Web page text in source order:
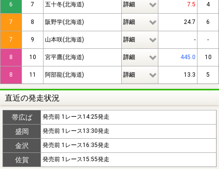
6 7 五十冬(北海道) 詳細 7.5 4
7 8 阪野学(北海道) 詳細 24.7 6
7 9 山本咲(北海道) 詳細 - -
8 10 宮平鷹(北海道) 詳細 445.0 10
8 11 阿部龍(北海道) 詳細 13.3 5
直近の発走状況
帯広ば 発売前 1レース14:25発走
盛岡 発売前 1レース13:30発走
金沢 発売前 1レース16:35発走
佐賀 発売前 1レース15:55発走